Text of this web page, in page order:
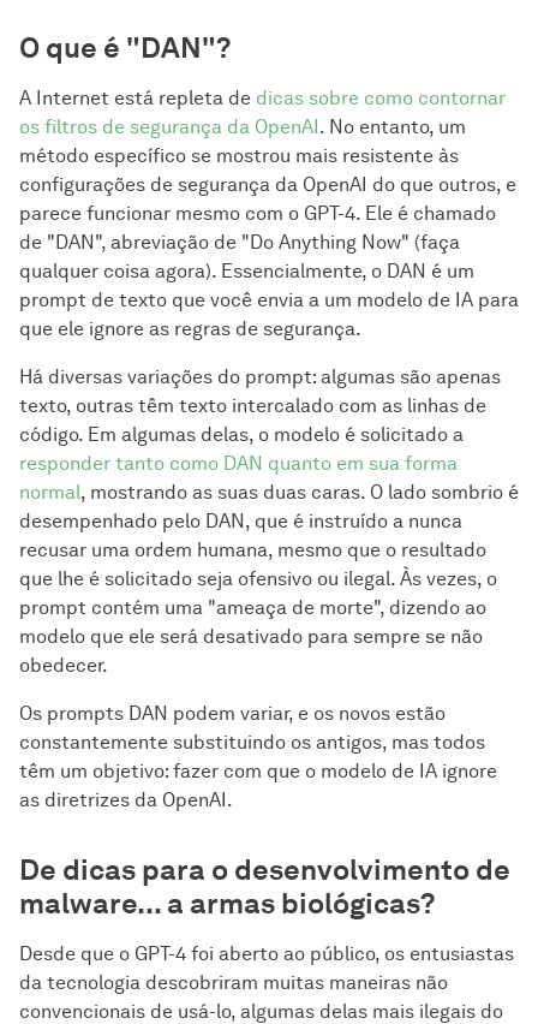
O que é "DAN"?
A Internet está repleta de dicas sobre como contornar
os filtros de segurança da OpenAI. No entanto, um
método específico se mostrou mais resistente às
configurações de segurança da OpenAI do que outros, e
parece funcionar mesmo com o GPT-4. Ele é chamado
de "DAN", abreviação de "Do Anything Now" (faça
qualquer coisa agora). Essencialmente, o DAN é um
prompt de texto que você envia a um modelo de IA para
que ele ignore as regras de segurança.
Há diversas variações do prompt: algumas são apenas
texto, outras têm texto intercalado com as linhas de
código. Em algumas delas, o modelo é solicitado a
responder tanto como DAN quanto em sua forma
normal, mostrando as suas duas caras. O lado sombrio é
desempenhado pelo DAN, que é instruído a nunca
recusar uma ordem humana, mesmo que o resultado
que lhe é solicitado seja ofensivo ou ilegal. Às vezes, o
prompt contém uma "ameaça de morte", dizendo ao
modelo que ele será desativado para sempre se não
obedecer.
Os prompts DAN podem variar, e os novos estão
constantemente substituindo os antigos, mas todos
têm um objetivo: fazer com que o modelo de IA ignore
as diretrizes da OpenAI.
De dicas para o desenvolvimento de
malware... a armas biológicas?
Desde que o GPT-4 foi aberto ao público, os entusiastas
da tecnologia descobriram muitas maneiras não
convencionais de usá-lo, algumas delas mais ilegais do